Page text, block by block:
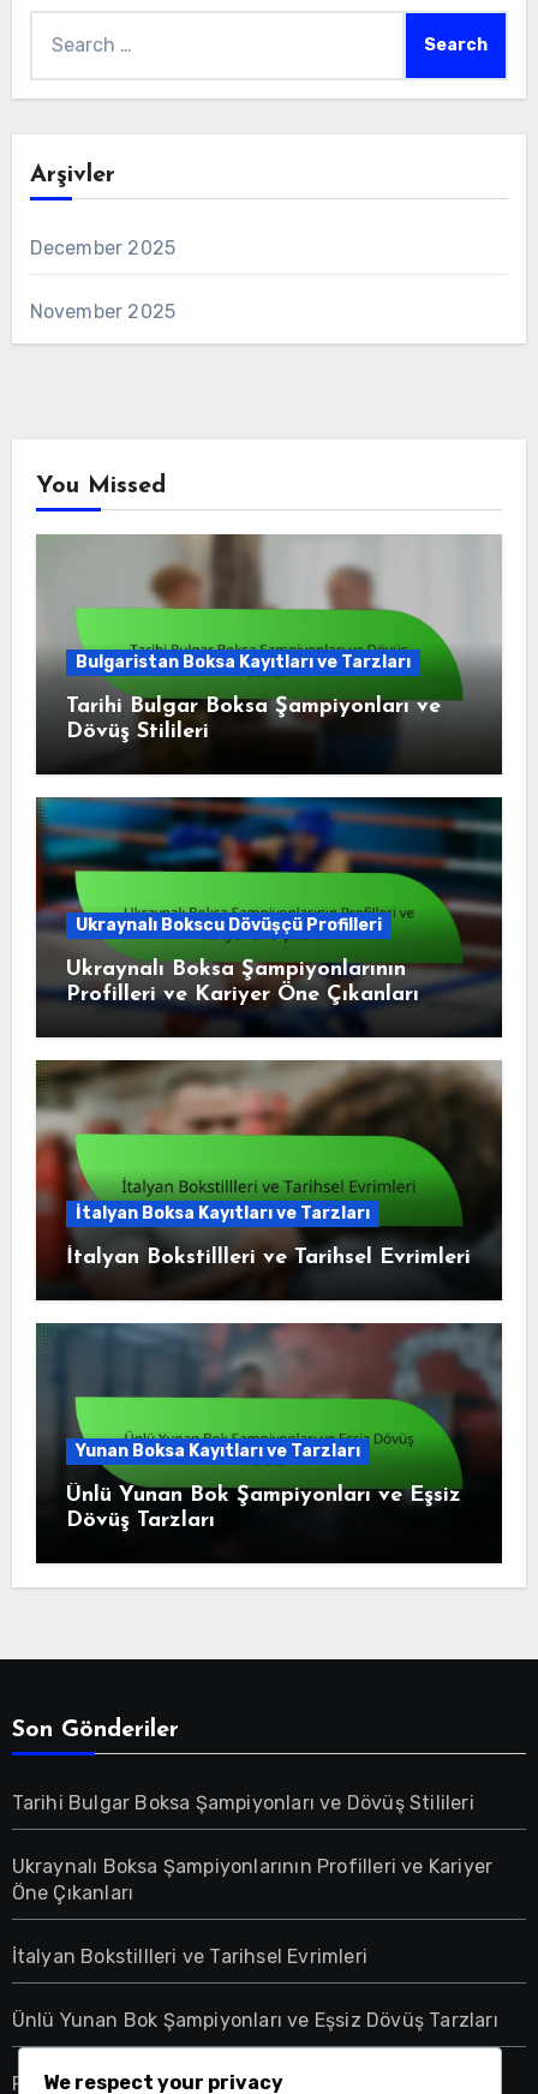
for:
Arşivler
December 2025
November 2025
You Missed
Bulgaristan Boksa Kayıtları ve Tarzları
Tarihi Bulgar Boksa Şampiyonları ve
Dövüş Stilileri
Ukraynalı Bokscu Dövüşçü Profilleri
Ukraynalı Boksa Şampiyonlarının
Profilleri ve Kariyer Öne Çıkanları
İtalyan Boksa Kayıtları ve Tarzları
İtalyan Bokstillleri ve Tarihsel Evrimleri
Yunan Boksa Kayıtları ve Tarzları
Ünlü Yunan Bok Şampiyonları ve Eşsiz
Dövüş Tarzları
Son Gönderiler
Tarihi Bulgar Boksa Şampiyonları ve Dövüş Stilileri
Ukraynalı Boksa Şampiyonlarının Profilleri ve Kariyer
Öne Çıkanları
İtalyan Bokstillleri ve Tarihsel Evrimleri
Ünlü Yunan Bok Şampiyonları ve Eşsiz Dövüş Tarzları
Portekiz’deki Boksa İlişkin Kapsamlı Düzenlemeler
We respect your privacy